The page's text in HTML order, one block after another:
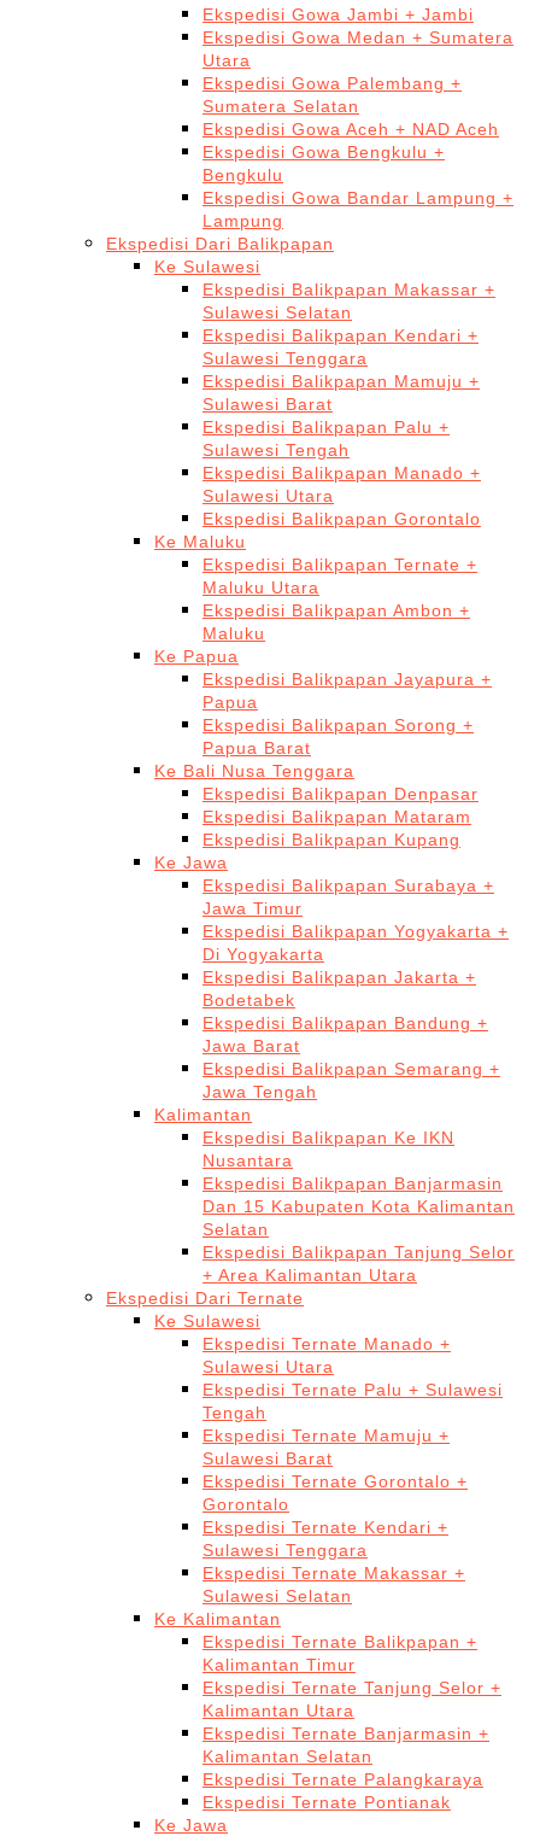
Ekspedisi Gowa Jambi + Jambi
Ekspedisi Gowa Medan + Sumatera
Utara
Ekspedisi Gowa Palembang +
Sumatera Selatan
Ekspedisi Gowa Aceh + NAD Aceh
Ekspedisi Gowa Bengkulu +
Bengkulu
Ekspedisi Gowa Bandar Lampung +
Lampung
Ekspedisi Dari Balikpapan
Ke Sulawesi
Ekspedisi Balikpapan Makassar +
Sulawesi Selatan
Ekspedisi Balikpapan Kendari +
Sulawesi Tenggara
Ekspedisi Balikpapan Mamuju +
Sulawesi Barat
Ekspedisi Balikpapan Palu +
Sulawesi Tengah
Ekspedisi Balikpapan Manado +
Sulawesi Utara
Ekspedisi Balikpapan Gorontalo
Ke Maluku
Ekspedisi Balikpapan Ternate +
Maluku Utara
Ekspedisi Balikpapan Ambon +
Maluku
Ke Papua
Ekspedisi Balikpapan Jayapura +
Papua
Ekspedisi Balikpapan Sorong +
Papua Barat
Ke Bali Nusa Tenggara
Ekspedisi Balikpapan Denpasar
Ekspedisi Balikpapan Mataram
Ekspedisi Balikpapan Kupang
Ke Jawa
Ekspedisi Balikpapan Surabaya +
Jawa Timur
Ekspedisi Balikpapan Yogyakarta +
Di Yogyakarta
Ekspedisi Balikpapan Jakarta +
Bodetabek
Ekspedisi Balikpapan Bandung +
Jawa Barat
Ekspedisi Balikpapan Semarang +
Jawa Tengah
Kalimantan
Ekspedisi Balikpapan Ke IKN
Nusantara
Ekspedisi Balikpapan Banjarmasin
Dan 15 Kabupaten Kota Kalimantan
Selatan
Ekspedisi Balikpapan Tanjung Selor
+ Area Kalimantan Utara
Ekspedisi Dari Ternate
Ke Sulawesi
Ekspedisi Ternate Manado +
Sulawesi Utara
Ekspedisi Ternate Palu + Sulawesi
Tengah
Ekspedisi Ternate Mamuju +
Sulawesi Barat
Ekspedisi Ternate Gorontalo +
Gorontalo
Ekspedisi Ternate Kendari +
Sulawesi Tenggara
Ekspedisi Ternate Makassar +
Sulawesi Selatan
Ke Kalimantan
Ekspedisi Ternate Balikpapan +
Kalimantan Timur
Ekspedisi Ternate Tanjung Selor +
Kalimantan Utara
Ekspedisi Ternate Banjarmasin +
Kalimantan Selatan
Ekspedisi Ternate Palangkaraya
Ekspedisi Ternate Pontianak
Ke Jawa